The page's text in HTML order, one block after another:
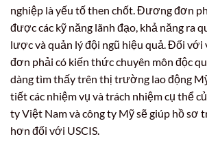
nghiệp là yếu tố then chốt. Đương đơn
được các kỹ năng lãnh đạo, khả năng ra
lược và quản lý đội ngũ hiệu quả. Đối với
đơn phải có kiến thức chuyên môn độc
dàng tìm thấy trên thị trường lao động
tiết các nhiệm vụ và trách nhiệm cụ thể
ty Việt Nam và công ty Mỹ sẽ giúp hồ sơ
hơn đối với USCIS.